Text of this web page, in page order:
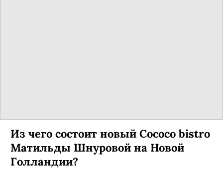
Из чего состоит новый Cococo bistro
Матильды Шнуровой на Новой
Голландии?